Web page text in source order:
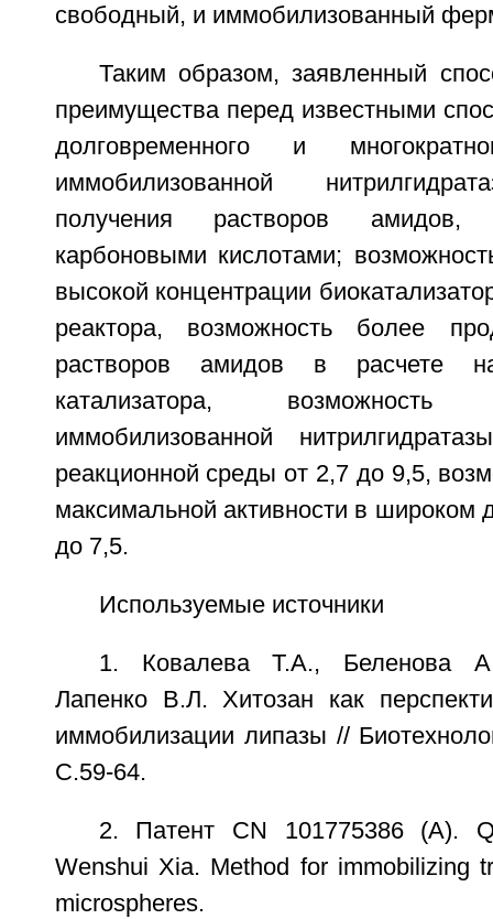
свободный, и иммобилизованный
Таким образом, заявленный
преимущества перед известными
долговременного и
иммобилизованной
получения растворов амидов,
карбоновыми кислотами;
высокой концентрации
реактора, возможность более
растворов амидов в расчете
катализатора, возможность
иммобилизованной
реакционной среды от 2,7 до 9,5,
максимальной активности в широком
до 7,5.
Используемые источники
1. Ковалева Т.А., Беленова
Лапенко В.Л. Хитозан как
иммобилизации липазы //
С.59-64.
2. Патент CN 101775386 (A).
Wenshui Xia. Method for immobilizing
microspheres.